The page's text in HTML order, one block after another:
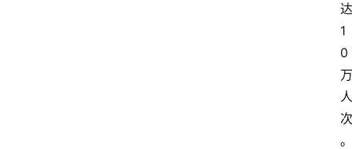
达
1
0
万
人
次
。